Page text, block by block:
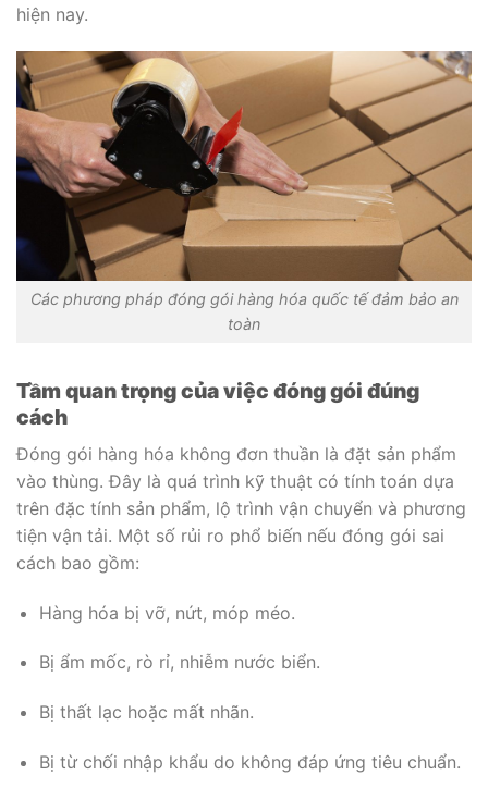
hiện nay.
Các phương pháp đóng gói hàng hóa quốc tế đảm bảo an
toàn
Tầm quan trọng của việc đóng gói đúng
cách
Đóng gói hàng hóa không đơn thuần là đặt sản phẩm
vào thùng. Đây là quá trình kỹ thuật có tính toán dựa
trên đặc tính sản phẩm, lộ trình vận chuyển và phương
tiện vận tải. Một số rủi ro phổ biến nếu đóng gói sai
cách bao gồm:
Hàng hóa bị vỡ, nứt, móp méo.
Bị ẩm mốc, rò rỉ, nhiễm nước biển.
Bị thất lạc hoặc mất nhãn.
Bị từ chối nhập khẩu do không đáp ứng tiêu chuẩn.